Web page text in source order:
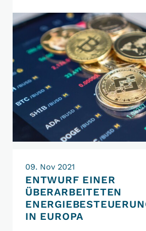
Steuerreform
enthält
Besteuerungsregeln
für
Kryptowährungen
09. Nov 2021
ENTWURF EINER
ÜBERARBEITETEN
IN EUROPA